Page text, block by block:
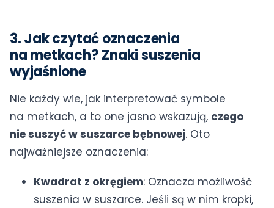
3. Jak czytać oznaczenia
na metkach? Znaki suszenia
wyjaśnione
Nie każdy wie, jak interpretować symbole
na metkach, a to one jasno wskazują, czego
nie suszyć w suszarce bębnowej. Oto
najważniejsze oznaczenia:
Kwadrat z okręgiem: Oznacza możliwość
suszenia w suszarce. Jeśli są w nim kropki,